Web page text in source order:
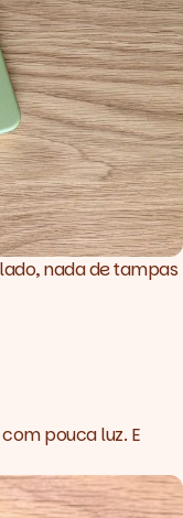
nada de tampas
pouca luz. E